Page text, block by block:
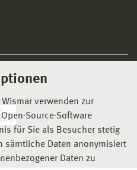
verwenden zur
Source-Software
für Sie als Besucher stetig
sämtliche Daten anonymisiert
Daten zu